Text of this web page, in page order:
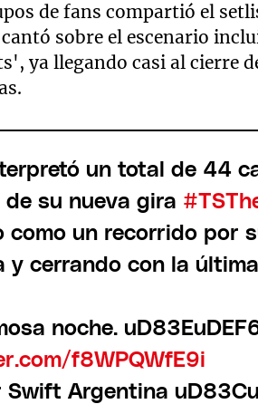
de fans compartió el
sobre el escenario
ya llegando casi al cierre
un total de 44
su nueva gira
como un recorrido por
y cerrando con la
noche.
f8WPQWfE9i
Argentina